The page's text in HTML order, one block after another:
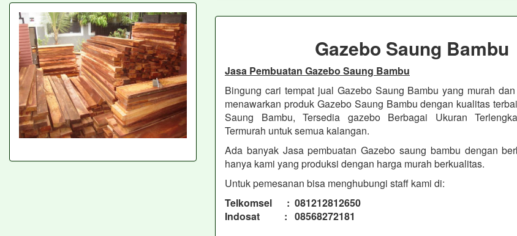
Gazebo Saung Bambu
Jasa Pembuatan Gazebo Saung Bambu
Bingung cari tempat jual Gazebo Saung Bambu yang murah
menawarkan produk Gazebo Saung Bambu dengan kualitas
Saung Bambu, Tersedia gazebo Berbagai Ukuran
Termurah untuk semua kalangan.
Ada banyak Jasa pembuatan Gazebo saung bambu dengan
hanya kami yang produksi dengan harga murah berkualitas.
Untuk pemesanan bisa menghubungi staff kami di:
Telkomsel : 081212812650
Indosat : 08568272181